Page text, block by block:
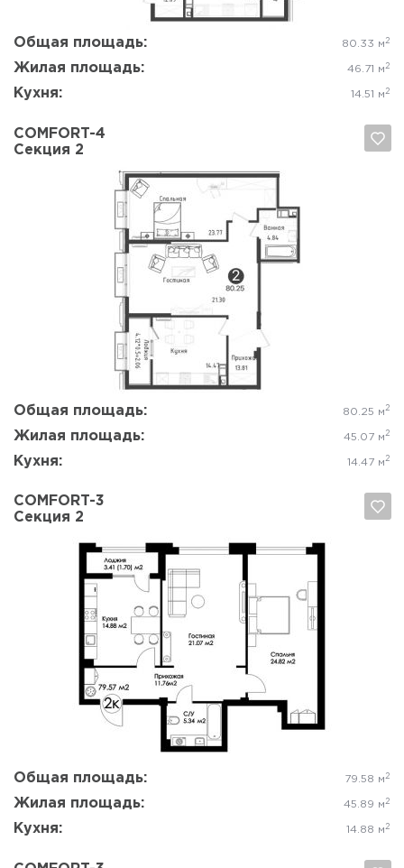
Общая площадь: 80.33 м 2
Жилая площадь: 46.71 м 2
Кухня: 14.51 м 2
COMFORT-4
Секция 2
Общая площадь: 80.25 м 2
Жилая площадь: 45.07 м 2
Кухня: 14.47 м 2
COMFORT-3
Секция 2
Общая площадь: 79.58 м 2
Жилая площадь: 45.89 м 2
Кухня: 14.88 м 2
Да, удалить